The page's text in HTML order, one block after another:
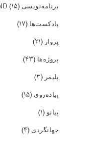
برنامه‌نویسی FRONT END (۱۵)
پادکست‌ها (۱۷)
پرواز (۲۱)
پروژه‌ها (۴۳)
پلیمر (۳)
پیاده‌روی (۱۵)
پیانو(۱)
جهانگردی (۴)